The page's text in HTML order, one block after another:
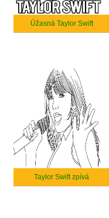
Úžasná Taylor Swift
Taylor Swift zpívá